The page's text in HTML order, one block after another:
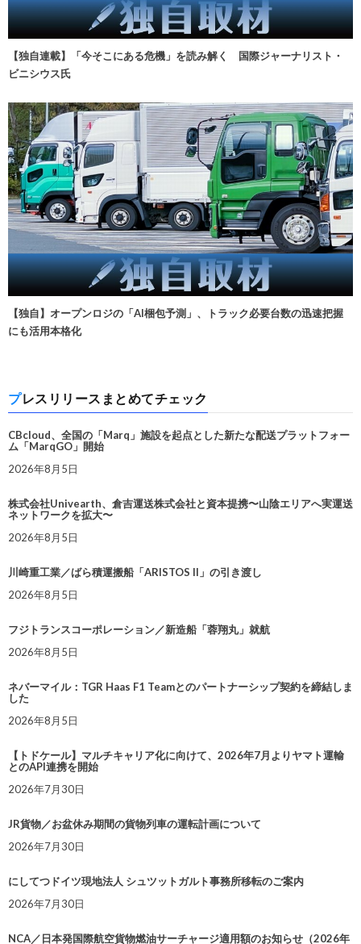
【独自連載】「今そこにある危機」を読み解く 国際ジャーナリスト・
ビニシウス氏
【独自】オープンロジの「AI梱包予測」、トラック必要台数の迅速把握
にも活用本格化
プレスリリースまとめてチェック
CBcloud、全国の「Marq」施設を起点とした新たな配送プラットフォー
ム「MarqGO」開始
2026年8月5日
株式会社Univearth、倉吉運送株式会社と資本提携〜山陰エリアへ実運送
ネットワークを拡大〜
2026年8月5日
川崎重工業／ばら積運搬船「ARISTOS II」の引き渡し
2026年8月5日
フジトランスコーポレーション／新造船「蓉翔丸」就航
2026年8月5日
ネバーマイル：TGR Haas F1 Teamとのパートナーシップ契約を締結しま
した
2026年8月5日
【トドケール】マルチキャリア化に向けて、2026年7月よりヤマト運輸
とのAPI連携を開始
2026年7月30日
JR貨物／お盆休み期間の貨物列車の運転計画について
2026年7月30日
にしてつドイツ現地法人 シュツットガルト事務所移転のご案内
2026年7月30日
NCA／日本発国際航空貨物燃油サーチャージ適用額のお知らせ（2026年